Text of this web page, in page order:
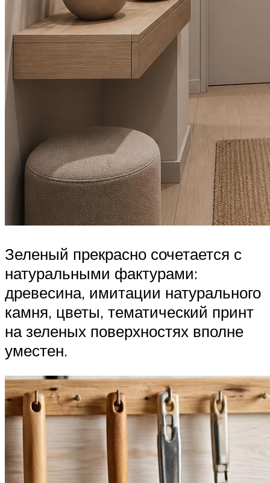
Зеленый прекрасно сочетается с
натуральными фактурами:
древесина, имитации натурального
камня, цветы, тематический принт
на зеленых поверхностях вполне
уместен.